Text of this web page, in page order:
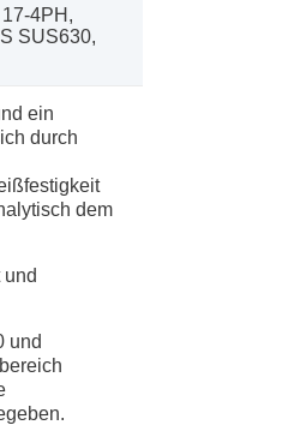
4PH,
SUS630,
ein
durch
dem
und